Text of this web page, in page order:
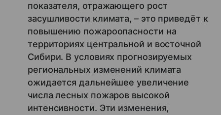
показателя, отражающего рост
засушливости климата, – это приведёт к
повышению пожароопасности на
территориях центральной и восточной
Сибири. В условиях прогнозируемых
региональных изменений климата
ожидается дальнейшее увеличение
числа лесных пожаров высокой
интенсивности. Эти изменения,